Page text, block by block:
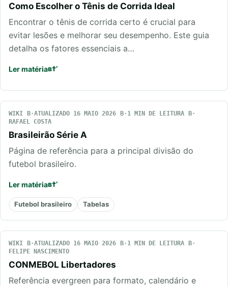
Como Escolher o Tênis de Corrida Ideal
Encontrar o tênis de corrida certo é crucial para
evitar lesões e melhorar seu desempenho. Este guia
detalha os fatores essenciais a…
Ler matéria
WIKI ATUALIZADO 16 MAIO 2026
1 MIN DE LEITURA
RAFAEL COSTA
Brasileirão Série A
Página de referência para a principal divisão do
futebol brasileiro.
Ler matéria
Futebol brasileiro Tabelas
WIKI ATUALIZADO 16 MAIO 2026
1 MIN DE LEITURA
FELIPE NASCIMENTO
CONMEBOL Libertadores
Referência evergreen para formato, calendário e